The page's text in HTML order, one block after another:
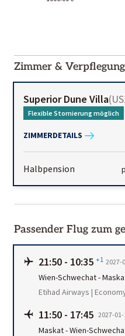
01-02
Zimmer & Verpflegung
Superior Dune Villa(
Flexible Stornierung möglich
ZIMMERDETAILS
Halbpension
Passender Flug zum
21:50 - 10:35 +1 2027-
Wien-Schwechat-
Etihad Airways |
11:50 - 17:45 2027-
Maskat-Wien-